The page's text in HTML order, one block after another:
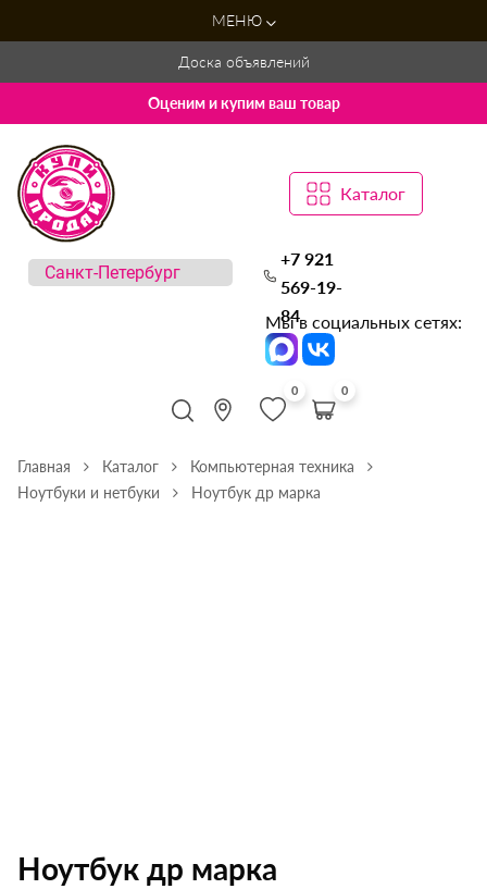
МЕНЮ
Доска объявлений
Оценим и купим ваш товар
Каталог
+7 921
569-19-
84
Мы в социальных сетях:
0 0
Главная Каталог
Компьютерная техника
Ноутбуки и нетбуки
Ноутбук др марка
Ноутбук др марка